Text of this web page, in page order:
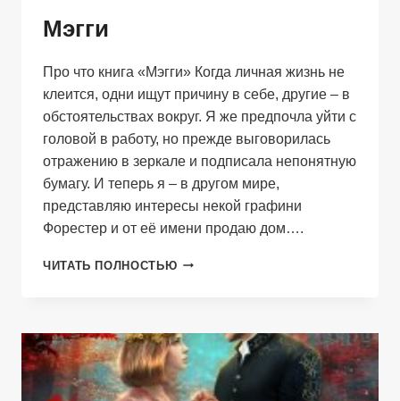
Мэгги
Про что книга «Мэгги» Когда личная жизнь не
клеится, одни ищут причину в себе, другие – в
обстоятельствах вокруг. Я же предпочла уйти с
головой в работу, но прежде выговорилась
отражению в зеркале и подписала непонятную
бумагу. И теперь я – в другом мире,
представляю интересы некой графини
Форестер и от её имени продаю дом….
ЧИТАТЬ ПОЛНОСТЬЮ МЭГГИ